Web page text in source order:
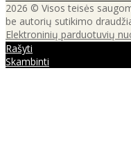
2026 © Visos teisės
be autorių sutikimo
Elektroninių parduotuvių
Rašyti
Skambinti